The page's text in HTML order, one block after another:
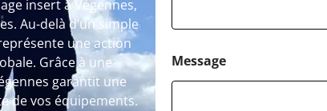
insert à Végennes,
Au-delà d’un simple
une action
Grâce à une
garantit une
de vos équipements.
Message